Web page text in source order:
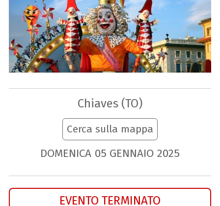
Chiaves (TO)
Cerca sulla mappa
DOMENICA 05 GENNAIO 2025
EVENTO TERMINATO